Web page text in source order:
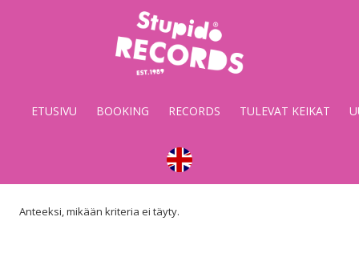
Stupido
Records
&
ETUSIVU BOOKING RECORDS TULEVAT KEIKAT
Anteeksi, mikään kriteria ei täyty.